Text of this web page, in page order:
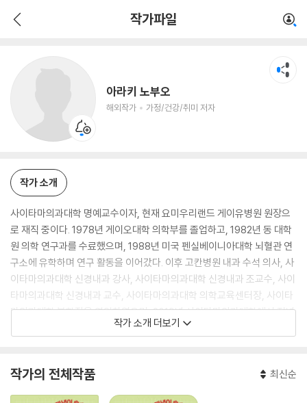
작가파일
아라키 노부오
해외작가 가정/건강/취미 저자
가정/건강/취미 저자
작가 소개
사이타마의과대학 명예교수이자, 현재 요미우리랜드 게이유병원 원장으
로 재직 중이다. 1978년 게이오대학 의학부를 졸업하고, 1982년 동 대학
원 의학 연구과를 수료했으며, 1988년 미국 펜실베이니아대학 뇌혈관 연
구소에 유학하며 연구 활동을 이어갔다. 이후 고칸병원 내과 수석 의사, 사
이타마의과대학 신경내과 강사, 사이타마의과대학 신경내과 조교수, 사이
타마의과대학 신경내과 교수, 사이타마의과대학 의학교육센터장, 사이타
마의과대학 부학장을 역임하였으며, 2019년 사이타마의과대학에서 정년
퇴임했다. 2021년부터 현재까지 요미우리랜드 게이유병원 원장을 맡고
작가 소개 더보기
작가의 전체작품 최신순